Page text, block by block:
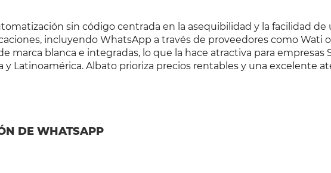
sin código centrada en la asequibilidad y la facilidad de
incluyendo WhatsApp a través de proveedores como Wati
marca blanca e integradas, lo que la hace atractiva para empresas
Latinoamérica. Albato prioriza precios rentables y una excelente
DE WHATSAPP